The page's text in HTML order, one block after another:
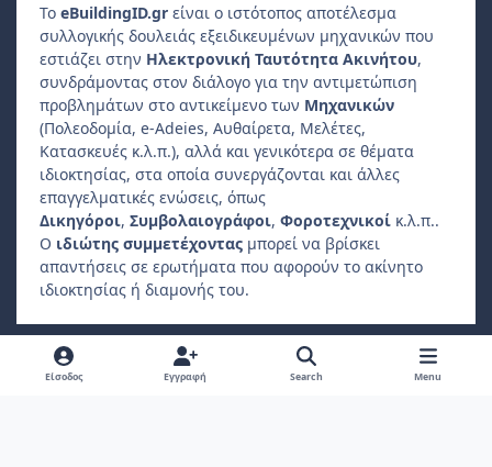
Το eBuildingID.gr είναι ο ιστότοπος αποτέλεσμα
συλλογικής δουλειάς εξειδικευμένων μηχανικών που
εστιάζει στην Ηλεκτρονική Ταυτότητα Ακινήτου,
συνδράμοντας στον διάλογο για την αντιμετώπιση
προβλημάτων στο αντικείμενο των Μηχανικών
(Πολεοδομία, e-Adeies, Αυθαίρετα, Μελέτες,
Κατασκευές κ.λ.π.), αλλά και γενικότερα σε θέματα
ιδιοκτησίας, στα οποία συνεργάζονται και άλλες
επαγγελματικές ενώσεις, όπως
Δικηγόροι, Συμβολαιογράφοι, Φοροτεχνικοί κ.λ.π..
Ο ιδιώτης συμμετέχοντας μπορεί να βρίσκει
απαντήσεις σε ερωτήματα που αφορούν το ακίνητο
ιδιοκτησίας ή διαμονής του.
Light ModeDark ModeSystem Preference
f
Είσοδος Εγγραφή Search Menu